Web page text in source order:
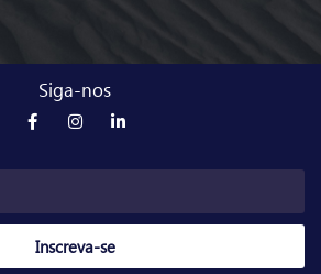
Siga-nos
Inscreva-se